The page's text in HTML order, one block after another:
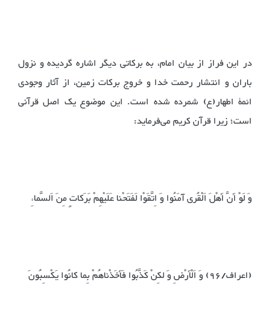
در این فراز از بیان امام، به برکاتی دیگر اشاره گردیده و نزول
باران و انتشار رحمت خدا و خروج برکات زمین، از آثار وجودی
ائمۀ اطهار(ع) شمرده شده است. این موضوع یک اصل قرآنی
است؛ زیرا قرآن کریم می‌فرماید:
وَ لَوْ أَنَّ أَهْلَ اَلْقُری آمَنُوا وَ اِتَّقَوْا لَفَتَحْنا عَلَیْهِمْ بَرَکاتٍ مِنَ اَلسَّماءِ
(اعراف/96) ‌وَ اَلْأَرْضِ وَ لکِنْ کَذَّبُوا فَأَخَذْناهُمْ بِما کانُوا یَکْسِبُونَ